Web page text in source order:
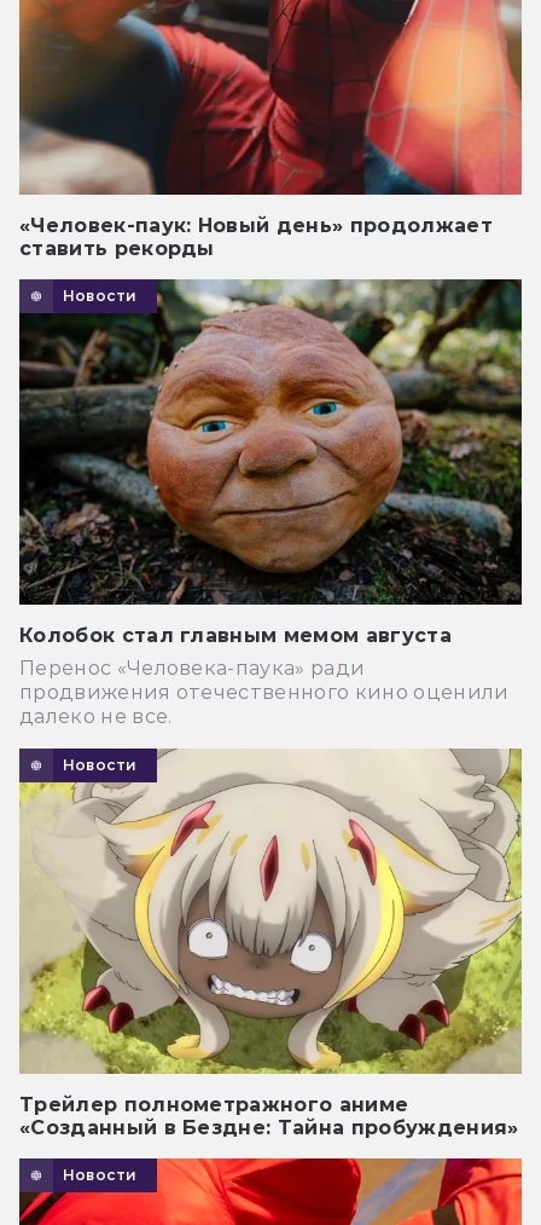
«Человек-паук: Новый день» продолжает
ставить рекорды
Новости
Колобок стал главным мемом августа
Перенос «Человека-паука» ради
продвижения отечественного кино оценили
далеко не все.
Новости
Трейлер полнометражного аниме
«Созданный в Бездне: Тайна пробуждения»
Новости